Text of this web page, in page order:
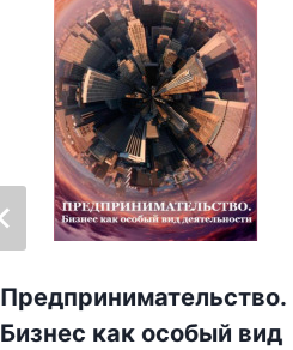
Предпринимательство.
Бизнес как особый вид